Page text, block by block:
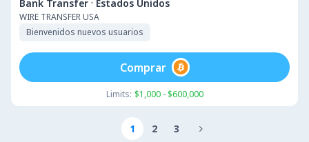
Bank Transfer Estados Unidos
WIRE TRANSFER USA
Bienvenidos nuevos usuarios
Limits: $1,000 - $600,000
Comprar
1 2 3 